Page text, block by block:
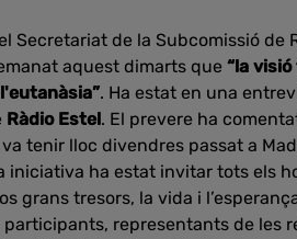
Secretariat de la Subcomissió de
aquest dimarts que “la
. Ha estat en una
Ràdio Estel. El prevere ha
tenir lloc divendres passat a
iniciativa ha estat invitar tots els
grans tresors, la vida i
representants de les